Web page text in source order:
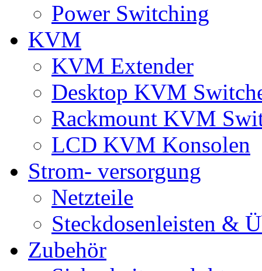
Power Switching
KVM
KVM Extender
Desktop KVM
Rackmount KVM
LCD KVM Konsolen
Strom- versorgung
Netzteile
Steckdosenleisten &
Zubehör